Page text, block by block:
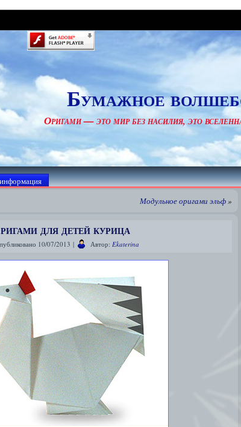
Бумажное
Оригами — это мир без насилия, это
Модульное оригами эльф»
для детей курица
10/07/2013 | Автор: Ekaterina